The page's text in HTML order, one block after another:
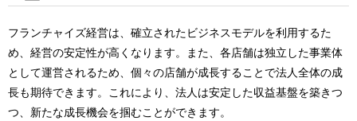
フランチャイズ経営は、確立されたビジネスモデルを利用するた
め、経営の安定性が高くなります。また、各店舗は独立した事業体
として運営されるため、個々の店舗が成長することで法人全体の成
長も期待できます。これにより、法人は安定した収益基盤を築きつ
つ、新たな成長機会を掴むことができます。